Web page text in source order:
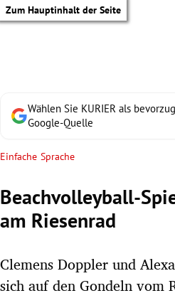
Zum Hauptinhalt der Seite
Wählen Sie KURIER als
Google-Quelle
Einfache Sprache
Beachvolleyball-
am Riesenrad
Clemens Doppler und
sich auf den Gondeln vom